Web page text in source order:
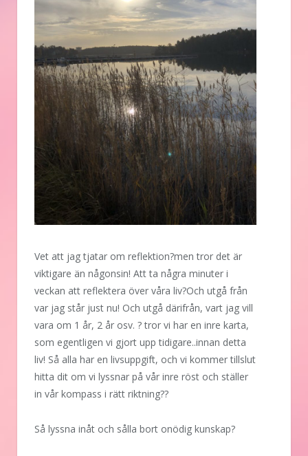
Vet att jag tjatar om reflektion?men tror det är
viktigare än någonsin! Att ta några minuter i
veckan att reflektera över våra liv?Och utgå från
var jag står just nu! Och utgå därifrån, vart jag vill
vara om 1 år, 2 år osv. ? tror vi har en inre karta,
som egentligen vi gjort upp tidigare..innan detta
liv! Så alla har en livsuppgift, och vi kommer tillslut
hitta dit om vi lyssnar på vår inre röst och ställer
in vår kompass i rätt riktning??
Så lyssna inåt och sålla bort onödig kunskap?